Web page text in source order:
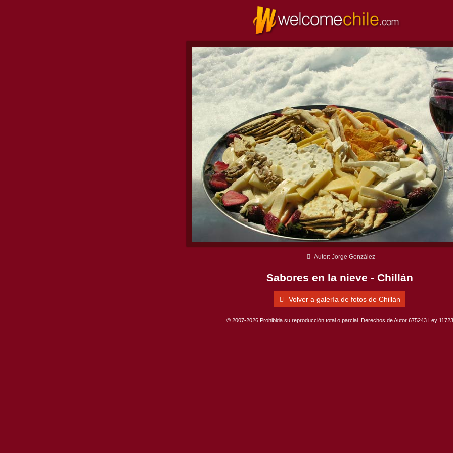
Autor: Jorge González
Sabores en la nieve - Chillán
Volver a galería de fotos de Chillán
© 2007-2026 Prohibida su reproducción total o parcial. Derechos de Autor 675243 Ley 11723